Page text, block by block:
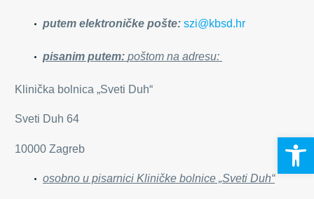
putem elektroničke pošte: szi@kbsd.hr
pisanim putem: poštom na adresu:
Klinička bolnica „Sveti Duh“
Sveti Duh 64
10000 Zagreb
osobno u pisarnici Kliničke bolnice „Sveti Duh“